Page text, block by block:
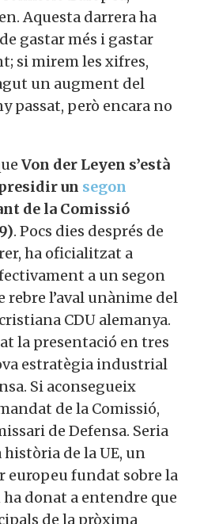
han insistit que
més i més ràpid en
Borrell, l’Alt
en afers exteriors i
alemany Olaf Scholz i
Europea,
gastar més i gastar
si mirem les xifres,
un augment del
passat, però encara
s’està posicionant per
mandatal capdavant
(2024-2029). Pocs
, el 19 de febrer, ha
aspira
mandat, després
del seu partit, la
alemanya. A Múnic ha
en tres setmanes
industrial en